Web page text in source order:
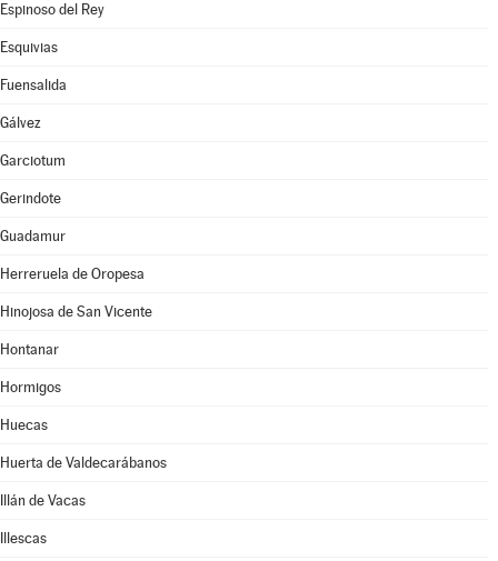
Espinoso del Rey
Esquivias
Fuensalida
Gálvez
Garciotum
Gerindote
Guadamur
Herreruela de Oropesa
Hinojosa de San Vicente
Hontanar
Hormigos
Huecas
Huerta de Valdecarábanos
Illán de Vacas
Illescas